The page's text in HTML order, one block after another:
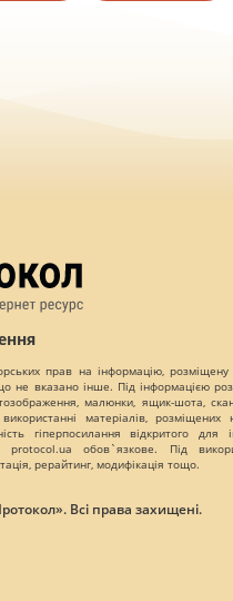
прав на інформацію,
не вказано інше. Під інформацією
малюнки, ящик-шота,
матеріалів,
гіперпосилання відкритого для
обов`язкове. Під
рерайтинг, модифікація тощо.
Всі права захищені.